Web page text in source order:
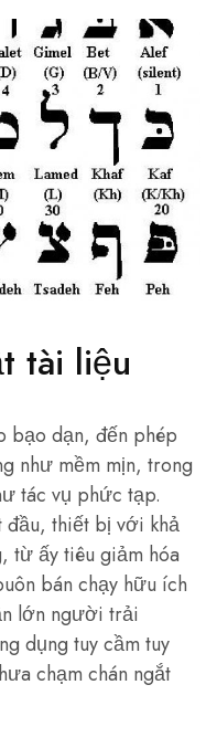
tài liệu
bạo dạn, đến phép
như mềm mịn, trong
tác vụ phức tạp.
thiết bị với khả
từ ấy tiêu giảm hóa
bán chạy hữu ích
lớn người trải
dụng tuy cầm tuy
chạm chán ngắt